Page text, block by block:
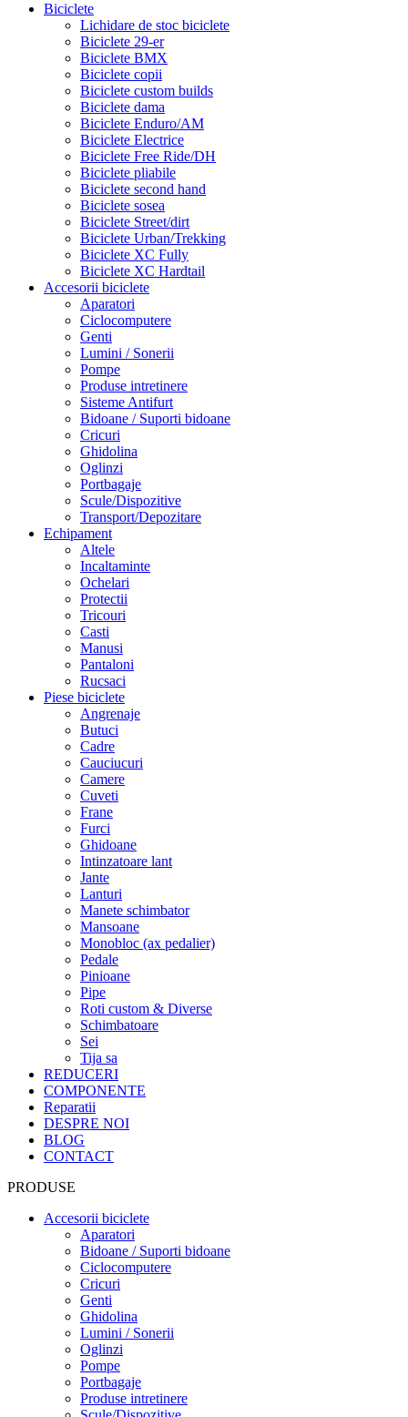
Biciclete
Lichidare de stoc biciclete
Biciclete 29-er
Biciclete BMX
Biciclete copii
Biciclete custom builds
Biciclete dama
Biciclete Enduro/AM
Biciclete Electrice
Biciclete Free Ride/DH
Biciclete pliabile
Biciclete second hand
Biciclete sosea
Biciclete Street/dirt
Biciclete Urban/Trekking
Biciclete XC Fully
Biciclete XC Hardtail
Accesorii biciclete
Aparatori
Ciclocomputere
Genti
Lumini / Sonerii
Pompe
Produse intretinere
Sisteme Antifurt
Bidoane / Suporti bidoane
Cricuri
Ghidolina
Oglinzi
Portbagaje
Scule/Dispozitive
Transport/Depozitare
Echipament
Altele
Incaltaminte
Ochelari
Protectii
Tricouri
Casti
Manusi
Pantaloni
Rucsaci
Piese biciclete
Angrenaje
Butuci
Cadre
Cauciucuri
Camere
Cuveti
Frane
Furci
Ghidoane
Intinzatoare lant
Jante
Lanturi
Manete schimbator
Mansoane
Monobloc (ax pedalier)
Pedale
Pinioane
Pipe
Roti custom & Diverse
Schimbatoare
Sei
Tija sa
REDUCERI
COMPONENTE
Reparatii
DESPRE NOI
BLOG
CONTACT
PRODUSE
Accesorii biciclete
Aparatori
Bidoane / Suporti bidoane
Ciclocomputere
Cricuri
Genti
Ghidolina
Lumini / Sonerii
Oglinzi
Pompe
Portbagaje
Produse intretinere